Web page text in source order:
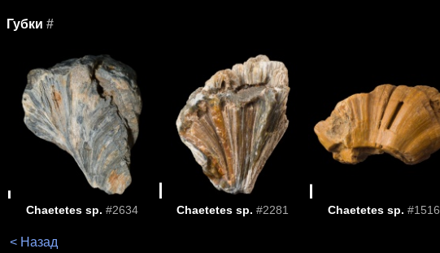
Губки #
Chaetetes sp. #2634 Chaetetes sp. #2281 Chaetetes sp. #1516
< Назад